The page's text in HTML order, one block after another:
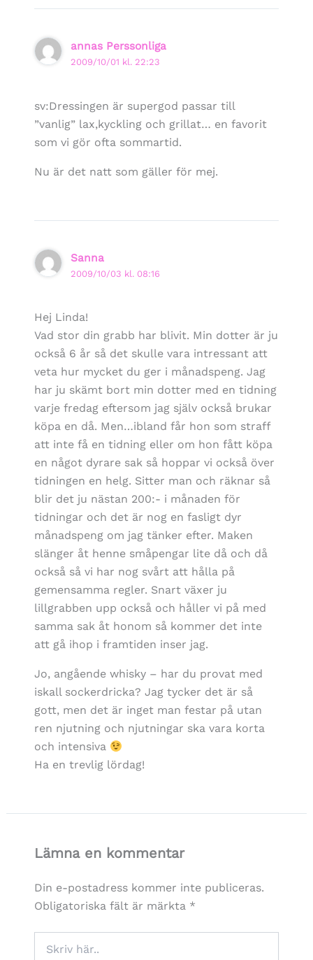
annas Perssonliga
2009/10/01 kl. 22:23
sv:Dressingen är supergod passar till
”vanlig” lax,kyckling och grillat… en favorit
som vi gör ofta sommartid.
Nu är det natt som gäller för mej.
Sanna
2009/10/03 kl. 08:16
Hej Linda!
Vad stor din grabb har blivit. Min dotter är ju
också 6 år så det skulle vara intressant att
veta hur mycket du ger i månadspeng. Jag
har ju skämt bort min dotter med en tidning
varje fredag eftersom jag själv också brukar
köpa en då. Men…ibland får hon som straff
att inte få en tidning eller om hon fått köpa
en något dyrare sak så hoppar vi också över
tidningen en helg. Sitter man och räknar så
blir det ju nästan 200:- i månaden för
tidningar och det är nog en fasligt dyr
månadspeng om jag tänker efter. Maken
slänger åt henne småpengar lite då och då
också så vi har nog svårt att hålla på
gemensamma regler. Snart växer ju
lillgrabben upp också och håller vi på med
samma sak åt honom så kommer det inte
att gå ihop i framtiden inser jag.
Jo, angående whisky – har du provat med
iskall sockerdricka? Jag tycker det är så
gott, men det är inget man festar på utan
ren njutning och njutningar ska vara korta
och intensiva
Ha en trevlig lördag!
Lämna en kommentar
Din e-postadress kommer inte publiceras.
Obligatoriska fält är märkta *
här..